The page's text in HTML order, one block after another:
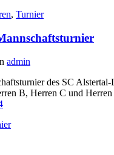
, Turnier
admin
des SC
B, Herren C und